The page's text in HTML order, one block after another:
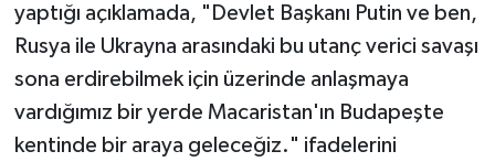
yaptığı açıklamada, "Devlet Başkanı Putin ve ben,
Rusya ile Ukrayna arasındaki bu utanç verici savaşı
sona erdirebilmek için üzerinde anlaşmaya
vardığımız bir yerde Macaristan'ın Budapeşte
kentinde bir araya geleceğiz." ifadelerini